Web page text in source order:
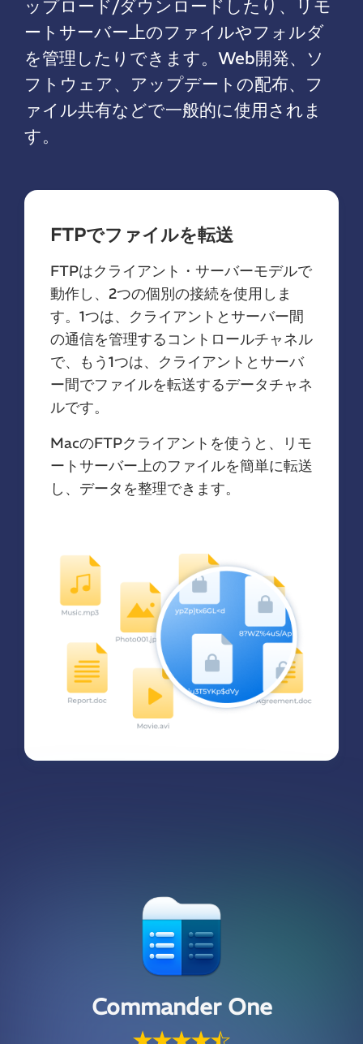
ップロード/ダウンロードしたり、リモ
ートサーバー上のファイルやフォルダ
を管理したりできます。Web開発、ソ
フトウェア、アップデートの配布、フ
ァイル共有などで一般的に使用されま
す。
FTPでファイルを転送
FTPはクライアント・サーバーモデルで
動作し、2つの個別の接続を使用しま
す。1つは、クライアントとサーバー間
の通信を管理するコントロールチャネル
で、もう1つは、クライアントとサーバ
ー間でファイルを転送するデータチャネ
ルです。
MacのFTPクライアントを使うと、リモ
ートサーバー上のファイルを簡単に転送
し、データを整理できます。
Commander One